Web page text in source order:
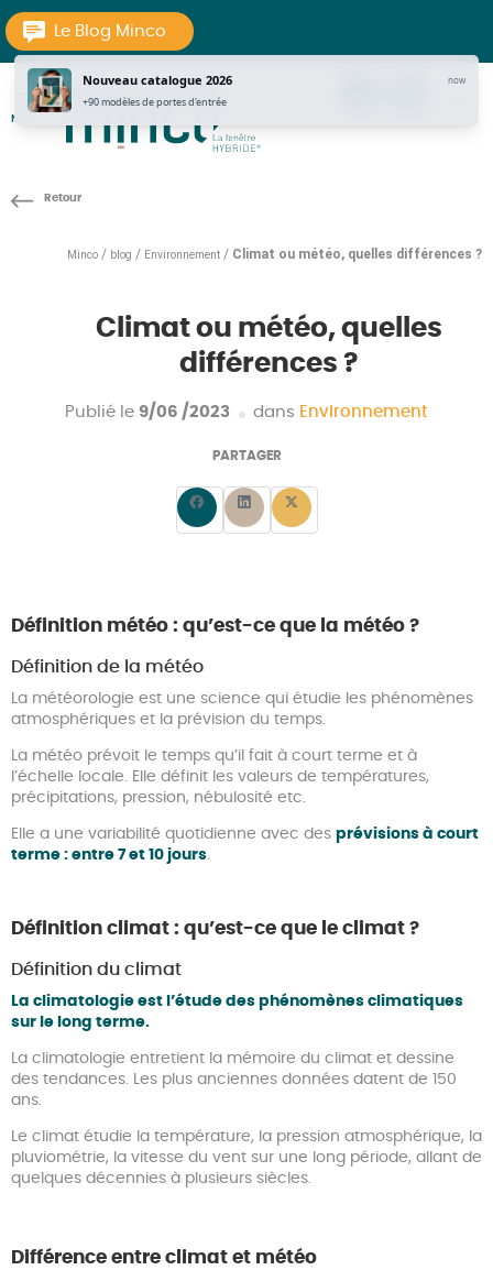
Aller au texte
Aller au menu
Le Blog Minco
MENU
contenu
Minco / blog / Environnement / Climat ou météo, quelles différences ?
Climat ou météo, quelles
différences ?
Publié le 9/06 /2023 dans Environnement
PARTAGER
Définition météo : qu’est-ce que la météo ?
Définition de la météo
La météorologie est une science qui étudie les phénomènes
atmosphériques et la prévision du temps.
La météo prévoit le temps qu’il fait à court terme et à
l’échelle locale. Elle définit les valeurs de températures,
précipitations, pression, nébulosité etc.
Elle a une variabilité quotidienne avec des prévisions à court
terme : entre 7 et 10 jours
Définition climat : qu’est-ce que le climat ?
Définition du climat
La climatologie est l’étude des phénomènes climatiques
sur le long terme.
La climatologie entretient la mémoire du climat et dessine
des tendances. Les plus anciennes données datent de 150
ans.
Le climat étudie la température, la pression atmosphérique, la
pluviométrie, la vitesse du vent sur une long période, allant de
quelques décennies à plusieurs siècles.
Différence entre climat et météo
Nouveau catalogue 2026 now
+90 modèles de portes d'entrée